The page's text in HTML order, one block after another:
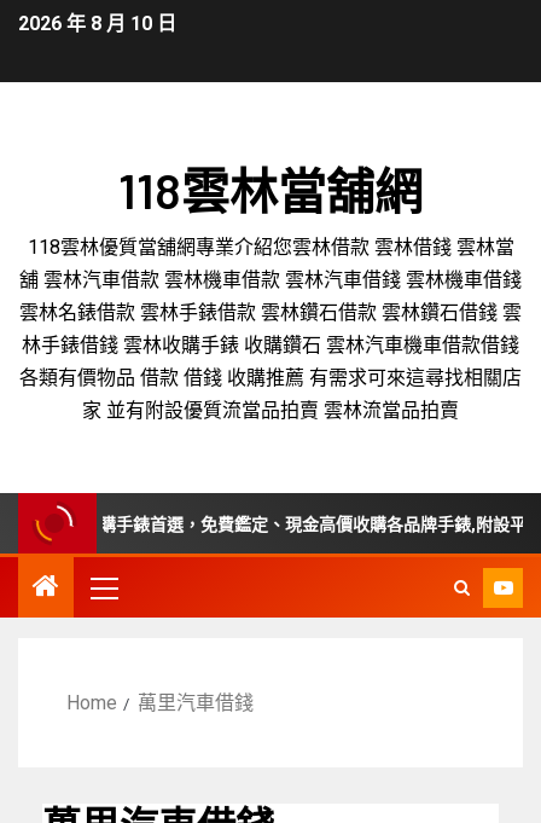
2026 年 8 月 10 日
118雲林當舖網
118雲林優質當舖網專業介紹您雲林借款 雲林借錢 雲林當
舖 雲林汽車借款 雲林機車借款 雲林汽車借錢 雲林機車借錢
雲林名錶借款 雲林手錶借款 雲林鑽石借款 雲林鑽石借錢 雲
林手錶借錢 雲林收購手錶 收購鑽石 雲林汽車機車借款借錢
各類有價物品 借款 借錢 收購推薦 有需求可來這尋找相關店
家 並有附設優質流當品拍賣 雲林流當品拍賣
栗收購手錶首選，免費鑑定、現金高價收購各品牌手錶,附設平價手錶
Home 萬里汽車借錢